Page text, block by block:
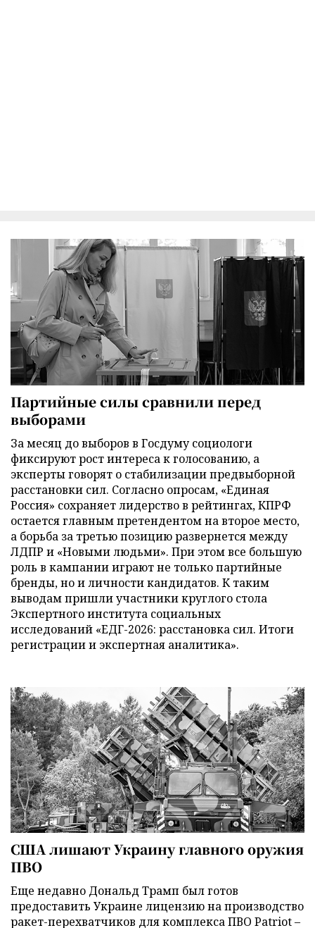
Партийные силы сравнили перед
выборами
За месяц до выборов в Госдуму социологи
фиксируют рост интереса к голосованию, а
эксперты говорят о стабилизации предвыборной
расстановки сил. Согласно опросам, «Единая
Россия» сохраняет лидерство в рейтингах, КПРФ
остается главным претендентом на второе место,
а борьба за третью позицию развернется между
ЛДПР и «Новыми людьми». При этом все большую
роль в кампании играют не только партийные
бренды, но и личности кандидатов. К таким
выводам пришли участники круглого стола
Экспертного института социальных
исследований «ЕДГ-2026: расстановка сил. Итоги
регистрации и экспертная аналитика».
США лишают Украину главного оружия
ПВО
Еще недавно Дональд Трамп был готов
предоставить Украине лицензию на производство
ракет-перехватчиков для комплекса ПВО Patriot –